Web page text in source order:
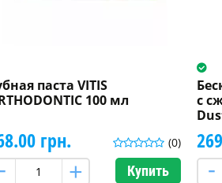
паста VITIS
100 мл
(0)
грн.
Купить
с